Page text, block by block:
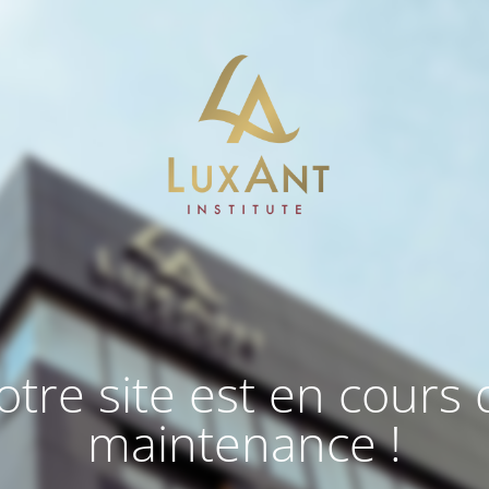
site est en cours
maintenance !